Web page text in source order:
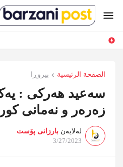
الصفحة الرئيسية بیروڕا
سەعید هەرکی :
زەرەر و نەمانی
لەلایەن بارزانی پۆست
3/27/2023